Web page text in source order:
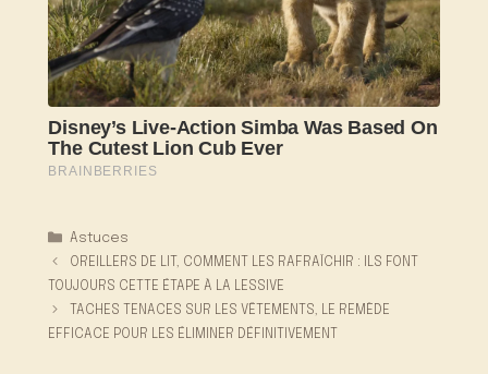
Catégories
Astuces
OREILLERS DE LIT, COMMENT LES RAFRAÎCHIR : ILS FONT
TOUJOURS CETTE ÉTAPE À LA LESSIVE
TACHES TENACES SUR LES VÊTEMENTS, LE REMÈDE
EFFICACE POUR LES ÉLIMINER DÉFINITIVEMENT